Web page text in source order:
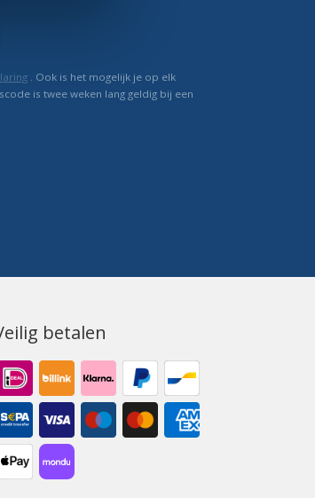
. Ook is het mogelijk je op elk
is twee weken lang geldig bij een
betalen